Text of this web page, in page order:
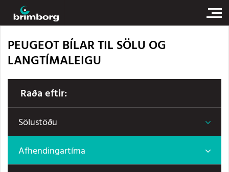
PEUGEOT BÍLAR TIL SÖLU OG
LANGTÍMALEIGU
Raða eftir:
Sölustöðu
Afhendingartíma